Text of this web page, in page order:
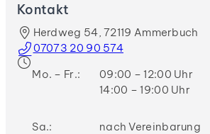
Kontakt
Herdweg 54, 72119 Ammerbuch
07073 20 90 574
Mo. – Fr.:
09:00 – 12:00 Uhr
14:00 – 19:00 Uhr
Sa.: nach Vereinbarung